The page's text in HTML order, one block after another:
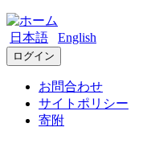
日本語 English
ログイン
お問合わせ
サイトポリシー
寄附